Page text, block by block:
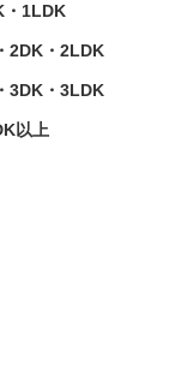
・1LDK
2DK・2LDK
3DK・3LDK
以上